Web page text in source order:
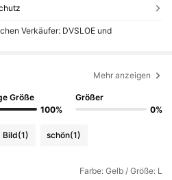
Verkäufer: DVSLOE und
Mehr anzeigen
Größe
100%
Größer
0%
Bild(1) schön(1)
Farbe: Gelb / Größe: L